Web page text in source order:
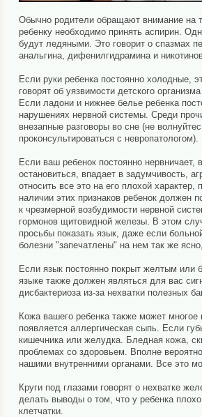
Обычно родители обращают внимание на
ребенку необходимо принять аспирин.
будут ледяными. Это говорит о спазмах
анальгина, дифенилгидрамина и
Если руки ребенка постоянно холодные,
говорят об уязвимости детского
Если ладони и нижнее белье ребенка
нарушениях нервной системы. Среди
внезапные разговоры во сне (не
проконсультироваться с невропатологом).
Если ваш ребенок постоянно
остановиться, впадает в задумчивость,
относить все это на его плохой
наличии этих признаков ребенок должен
к чрезмерной возбудимости нервной
гормонов щитовидной железы. В этом
просьбы показать язык, даже если
болезни "запечатлены" на нем так же
Если язык постоянно покрыт желтым или
языке также должен являться для вас
дисбактериоза из-за нехватки полезных
Кожа вашего ребенка также может
появляется аллергическая сыпь. Если
кишечника или желудка. Бледная кожа,
проблемах со здоровьем. Вполне
нашими внутренними органами. Все это
Круги под глазами говорят о нехватке
делать выводы о том, что у ребенка
клетчатки.